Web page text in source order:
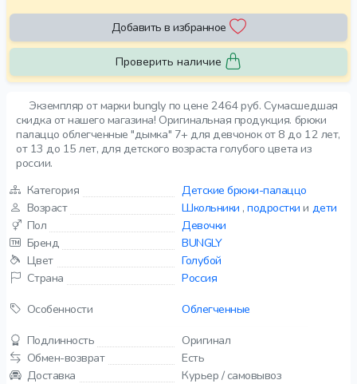
Экземпляр от марки bungly по цене 2464 руб. Сумасшедшая
скидка от нашего магазина! Оригинальная продукция. брюки
палаццо облегченные "дымка" 7+ для девчонок от 8 до 12 лет,
от 13 до 15 лет, для детского возраста голубого цвета из
россии.
Категория
Детские брюки-палаццо
Возраст
Школьники ,подростки и дети
Пол
Девочки
Бренд
BUNGLY
Цвет
Голубой
Страна
Россия
Особенности
Облегченные
Подлинность
Оригинал
Обмен-возврат
Есть
Доставка
Курьер / самовывоз
Добавить в избранное
Проверить наличие